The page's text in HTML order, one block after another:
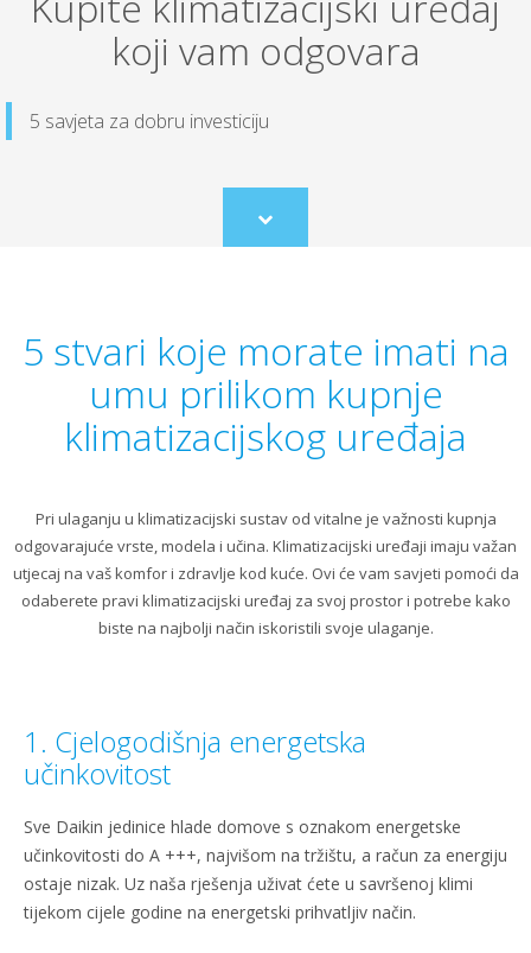
koji vam odgovara
5 savjeta za dobru investiciju
Scroll
to
5 stvari koje morate imati na
umu prilikom kupnje
klimatizacijskog uređaja
Pri ulaganju u klimatizacijski sustav od vitalne je važnosti kupnja
odgovarajuće vrste, modela i učina. Klimatizacijski uređaji imaju važan
utjecaj na vaš komfor i zdravlje kod kuće. Ovi će vam savjeti pomoći da
odaberete pravi klimatizacijski uređaj za svoj prostor i potrebe kako
biste na najbolji način iskoristili svoje ulaganje.
1. Cjelogodišnja energetska
učinkovitost
Sve Daikin jedinice hlade domove s oznakom energetske
učinkovitosti do A +++, najvišom na tržištu, a račun za energiju
ostaje nizak. Uz naša rješenja uživat ćete u savršenoj klimi
tijekom cijele godine na energetski prihvatljiv način.